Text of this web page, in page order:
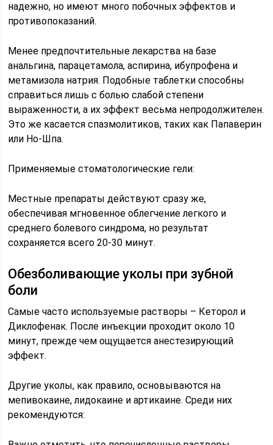
надежно, но имеют много побочных эффектов и
противопоказаний.
Менее предпочтительные лекарства на базе
анальгина, парацетамола, аспирина, ибупрофена и
метамизола натрия. Подобные таблетки способны
справиться лишь с болью слабой степени
выраженности, а их эффект весьма непродолжителен.
Это же касается спазмолитиков, таких как Папаверин
или Но-Шпа.
Применяемые стоматологические гели:
Местные препараты действуют сразу же,
обеспечивая мгновенное облегчение легкого и
среднего болевого синдрома, но результат
сохраняется всего 20-30 минут.
Обезболивающие уколы при зубной
боли
Самые часто используемые растворы – Кеторол и
Диклофенак. После инъекции проходит около 10
минут, прежде чем ощущается анестезирующий
эффект.
Другие уколы, как правило, основываются на
мепивокаине, лидокаине и артикаине. Среди них
рекомендуются: